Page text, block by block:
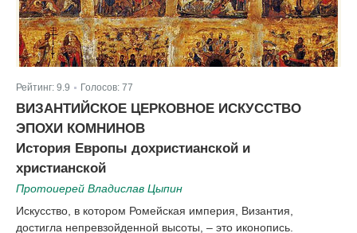
Рейтинг: 9.9 Голосов: 77
ВИЗАНТИЙСКОЕ ЦЕРКОВНОЕ ИСКУССТВО
ЭПОХИ КОМНИНОВ
История Европы дохристианской и
христианской
Протоиерей Владислав Цыпин
Искусство, в котором Ромейская империя, Византия,
достигла непревзойденной высоты, – это иконопись.